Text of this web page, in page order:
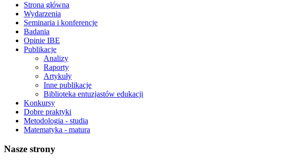
Strona główna
Wydarzenia
Seminaria i konferencje
Badania
Opinie IBE
Publikacje
Analizy
Raporty
Artykuły
Inne publikacje
Biblioteka entuzjastów edukacji
Konkursy
Dobre praktyki
Metodologia - studia
Matematyka - matura
Nasze strony